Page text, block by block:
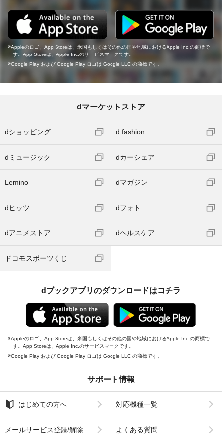
Appleのロゴ、App Storeは、米国もしくはその他の国や地域におけるApple Inc.の商標で
す。App Storeは、Apple Inc.のサービスマークです。
Google Play および Google Play ロゴは Google LLC の商標です。
dマーケットストア
dショッピング d fashion
dミュージック dカーシェア
Lemino dマガジン
dヒッツ dフォト
dアニメストア dヘルスケア
ドコモスポーツくじ
dブックアプリのダウンロードはコチラ
Appleのロゴ、App Storeは、米国もしくはその他の国や地域におけるApple Inc.の商標で
す。App Storeは、Apple Inc.のサービスマークです。
Google Play および Google Play ロゴは Google LLC の商標です。
サポート情報
はじめての方へ 対応機種一覧
メールサービス登録/解除 よくある質問